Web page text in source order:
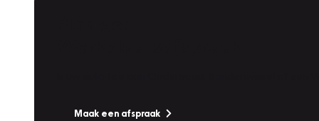
Maak een afspraak